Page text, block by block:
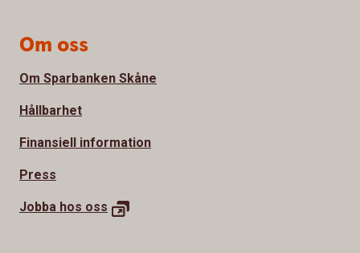
Om oss
Om Sparbanken Skåne
Hållbarhet
Finansiell information
Press
Jobba hos oss